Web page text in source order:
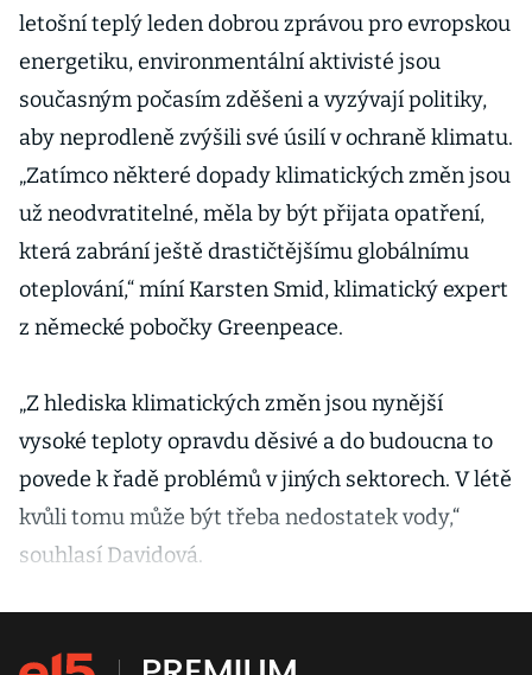
letošní teplý leden dobrou zprávou pro evropskou
energetiku, environmentální aktivisté jsou
současným počasím zděšeni a vyzývají politiky,
aby neprodleně zvýšili své úsilí v ochraně klimatu.
„Zatímco některé dopady klimatických změn jsou
už neodvratitelné, měla by být přijata opatření,
která zabrání ještě drastičtějšímu globálnímu
oteplování,“ míní Karsten Smid, klimatický expert
z německé pobočky Greenpeace.
„Z hlediska klimatických změn jsou nynější
vysoké teploty opravdu děsivé a do budoucna to
povede k řadě problémů v jiných sektorech. V létě
kvůli tomu může být třeba nedostatek vody,“
souhlasí Davidová.